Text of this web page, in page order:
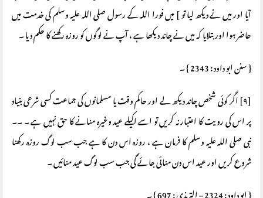
آیا اور میں نے دیکھ لیا تو ] میں فورا اللہ کے رسول صلی اللہ علیہ وسلم کی خدمت میں
حاضر ہوا اور بتلایا کہ میں نے چاند دیکھا ہے ، آپ نے لوگوں کو روزہ رکھنے کا حکم دیا ۔
{ سنن ابو داود : 2343 } ۔
[۹] اگر کوئی شخص چاند دیکھ لے اور حاکم وقت یا مسلمانوں کی جماعت کسی شرعی بنیاد
پر اس کی رویت کا اعتبار نہ کریں تو اسے اکیلے عید وغیرہ منانے کا حق نہیں ہے ۔ ۔۔
نبی صلی اللہ علیہ وسلم کا فرمان ہے ، روزہ اس دن کا ہے جب سب لوگ روزہ رکھنا
شروع کریں اور عید اس دن منائی جائے گی جب سب لوگ عید منائیں ۔